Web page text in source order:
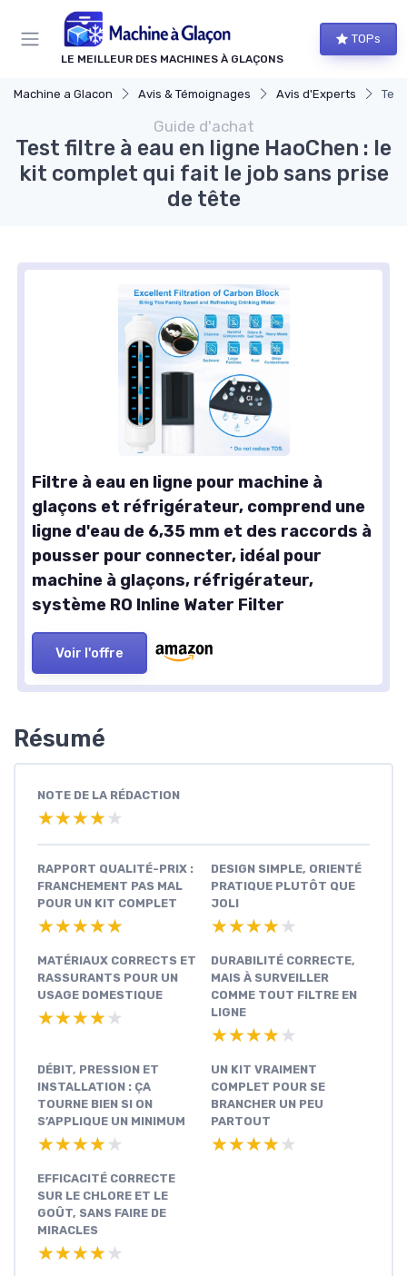
LE MEILLEUR DES MACHINES À GLAÇONS
TOPs
Machine a Glacon Avis & Témoignages Avis d'Experts
Guide d'achat
Test filtre à eau en ligne HaoChen : le
kit complet qui fait le job sans prise
de tête
Filtre à eau en ligne pour machine à
glaçons et réfrigérateur, comprend une
ligne d'eau de 6,35 mm et des raccords à
pousser pour connecter, idéal pour
machine à glaçons, réfrigérateur,
système RO Inline Water Filter
Voir l'offre
Résumé
NOTE DE LA RÉDACTION
★★★★★
★★★★★
RAPPORT QUALITÉ-PRIX :
FRANCHEMENT PAS MAL
POUR UN KIT COMPLET
★★★★★
★★★★★
DESIGN SIMPLE, ORIENTÉ
PRATIQUE PLUTÔT QUE
JOLI
★★★★★
★★★★★
MATÉRIAUX CORRECTS ET
RASSURANTS POUR UN
USAGE DOMESTIQUE
★★★★★
★★★★★
DURABILITÉ CORRECTE,
MAIS À SURVEILLER
COMME TOUT FILTRE EN
LIGNE
★★★★★
★★★★★
DÉBIT, PRESSION ET
INSTALLATION : ÇA
TOURNE BIEN SI ON
S’APPLIQUE UN MINIMUM
★★★★★
★★★★★
UN KIT VRAIMENT
COMPLET POUR SE
BRANCHER UN PEU
PARTOUT
★★★★★
★★★★★
EFFICACITÉ CORRECTE
SUR LE CHLORE ET LE
GOÛT, SANS FAIRE DE
MIRACLES
★★★★★
★★★★★
Panneau de gestion des cookies